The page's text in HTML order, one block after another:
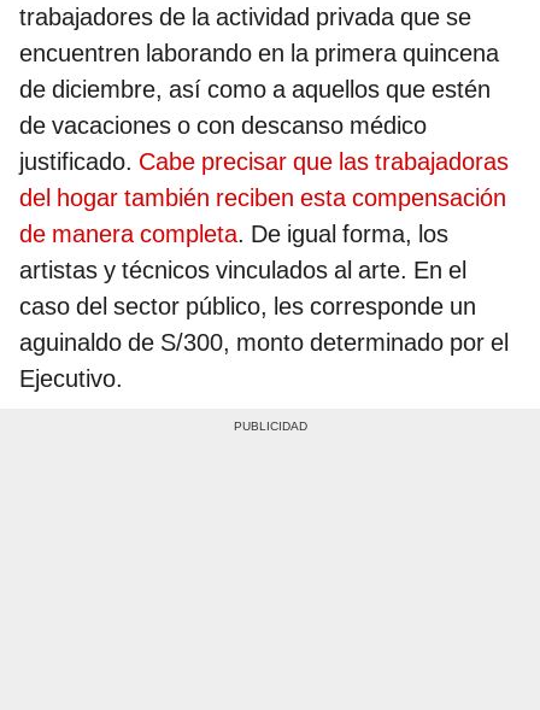
trabajadores de la actividad privada que se
encuentren laborando en la primera quincena
de diciembre, así como a aquellos que estén
de vacaciones o con descanso médico
justificado. Cabe precisar que las trabajadoras
del hogar también reciben esta compensación
de manera completa. De igual forma, los
artistas y técnicos vinculados al arte. En el
caso del sector público, les corresponde un
aguinaldo de S/300, monto determinado por el
Ejecutivo.